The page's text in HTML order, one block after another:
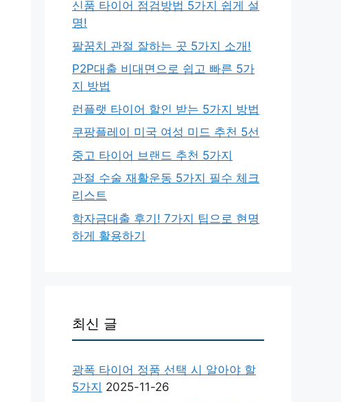
신품 타이어 점검방법 5가지 쉽게 설
명!
팔꿈치 관절 잘하는 곳 5가지 소개!
P2P대출 비대면으로 쉽고 빠른 5가
지 방법
런플랫 타이어 할인 받는 5가지 방법
쿠팡플레이 미국 여성 미드 추천 5선
중고 타이어 브랜드 추천 5가지
관절 수술 재활운동 5가지 필수 체크
리스트
학자금대출 후기! 7가지 팁으로 현명
하게 활용하기
최신 글
광폭 타이어 정품 선택 시 알아야 할
5가지 2025-11-26